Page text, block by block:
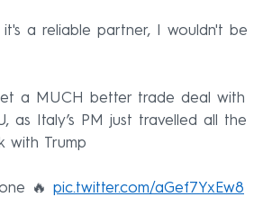
a reliable partner, I wouldn't be
a MUCH better trade deal with
as Italy’s PM just travelled all the
with Trump
🔥 pic.twitter.com/aGef7YxEw8